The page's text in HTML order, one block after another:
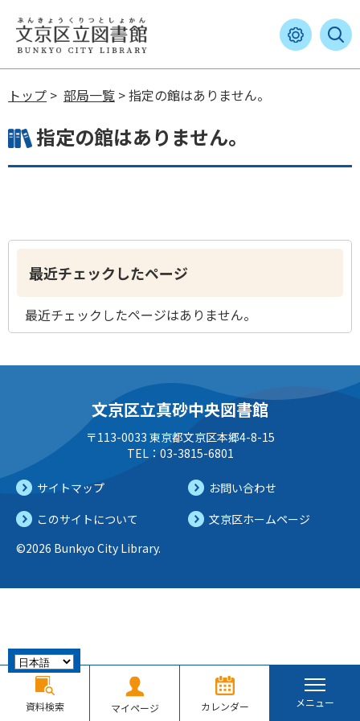
トップ > 部局一覧 > 指定の館はありません。
指定の館はありません。
最近チェックしたページ
最近チェックしたページはありません。
文京区立真砂中央図書館
〒113-0033 東京都文京区本郷4-8-15
TEL：03-3815-6801
サイトマップ
お問い合わせ
このサイトについて
文京区ホームページ
©2026 Bunkyo City Library.
資料検索 マイページ カレンダー メニュー